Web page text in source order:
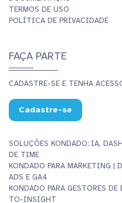
TERMOS DE USO
POLÍTICA DE PRIVACIDADE
FAÇA PARTE
CADASTRE-SE E TENHA
Cadastre-se
SOLUÇÕES KONDADO: IA,
DE TIME
KONDADO PARA MARKETING |
ADS E GA4
KONDADO PARA GESTORES
TO-INSIGHT